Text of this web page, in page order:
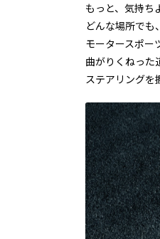
もっと、気持ち
どんな場所でも
モータースポー
曲がりくねった
ステアリングを